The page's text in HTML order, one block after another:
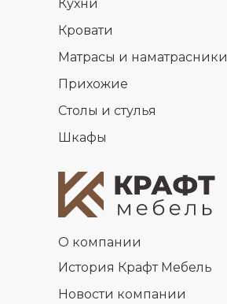
Кухни
Кровати
Матрасы и наматрасники
Прихожие
Столы и стулья
Шкафы
О компании
История Крафт Мебель
Новости компании